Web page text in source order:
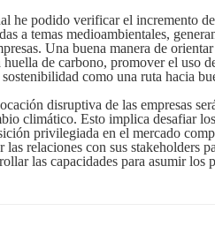
he podido verificar el incremento
a temas medioambientales,
Una buena manera de
huella de carbono, promover el uso
como una ruta hacia
disruptiva de las empresas
climático. Esto implica desafiar
privilegiada en el mercado
las relaciones con sus stakeholders
las capacidades para asumir los